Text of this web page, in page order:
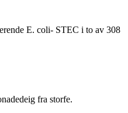
E. coli- STEC i to av 308
fra storfe.